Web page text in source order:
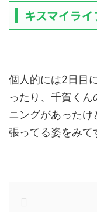
キスマイラ
個人的には2日目
ったり、千賀く
ニングがあった
張ってる姿をみて